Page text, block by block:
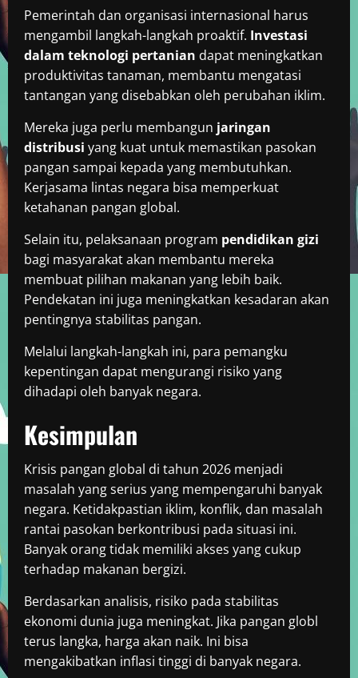
Pemerintah dan organisasi internasional harus
mengambil langkah-langkah proaktif. Investasi
dalam teknologi pertanian dapat meningkatkan
produktivitas tanaman, membantu mengatasi
tantangan yang disebabkan oleh perubahan iklim.
Mereka juga perlu membangun jaringan
distribusi yang kuat untuk memastikan pasokan
pangan sampai kepada yang membutuhkan.
Kerjasama lintas negara bisa memperkuat
ketahanan pangan global.
Selain itu, pelaksanaan program pendidikan gizi
bagi masyarakat akan membantu mereka
membuat pilihan makanan yang lebih baik.
Pendekatan ini juga meningkatkan kesadaran akan
pentingnya stabilitas pangan.
Melalui langkah-langkah ini, para pemangku
kepentingan dapat mengurangi risiko yang
dihadapi oleh banyak negara.
Kesimpulan
Krisis pangan global di tahun 2026 menjadi
masalah yang serius yang mempengaruhi banyak
negara. Ketidakpastian iklim, konflik, dan masalah
rantai pasokan berkontribusi pada situasi ini.
Banyak orang tidak memiliki akses yang cukup
terhadap makanan bergizi.
Berdasarkan analisis, risiko pada stabilitas
ekonomi dunia juga meningkat. Jika pangan globl
terus langka, harga akan naik. Ini bisa
mengakibatkan inflasi tinggi di banyak negara.